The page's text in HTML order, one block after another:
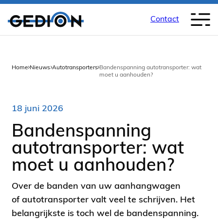
Contact
Home Nieuws Autotransporters Bandenspanning autotransporter: wat
moet u aanhouden?
18 juni 2026
Bandenspanning
autotransporter: wat
moet u aanhouden?
Over de banden van uw aanhangwagen
of autotransporter valt veel te schrijven. Het
belangrijkste is toch wel de bandenspanning.